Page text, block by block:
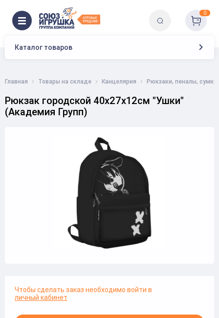
Каталог товаров
0
Главная Товары на складе Канцелярия Рюкзаки, пеналы, сумки
Рюкзак городской 40х27х12см "Ушки"
(Академия Групп)
Чтобы сделать заказ необходимо войти в
личный кабинет